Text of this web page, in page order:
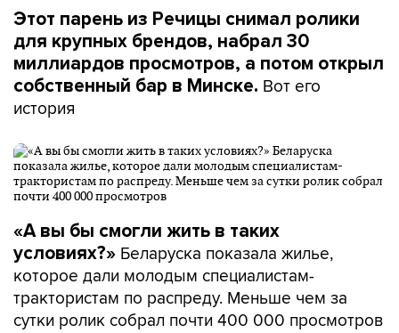
Этот парень из Речицы снимал ролики
для крупных брендов, набрал 30
миллиардов просмотров, а потом открыл
собственный бар в Минске. Вот его
история
«А вы бы смогли жить в таких
условиях?» Беларуска показала жилье,
которое дали молодым специалистам-
трактористам по распреду. Меньше чем за
сутки ролик собрал почти 400 000 просмотров